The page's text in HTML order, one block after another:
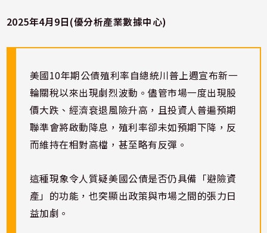
2025年4月9日(優分析產業數據中心)
美國10年期公債殖利率自總統川普上週宣布新一
輪關稅以來出現劇烈波動。儘管市場一度出現股
價大跌、經濟衰退風險升高，且投資人普遍預期
聯準會將啟動降息，殖利率卻未如預期下降，反
而維持在相對高檔，甚至略有反彈。
這種現象令人質疑美國公債是否仍具備「避險資
產」的功能，也突顯出政策與市場之間的張力日
益加劇。